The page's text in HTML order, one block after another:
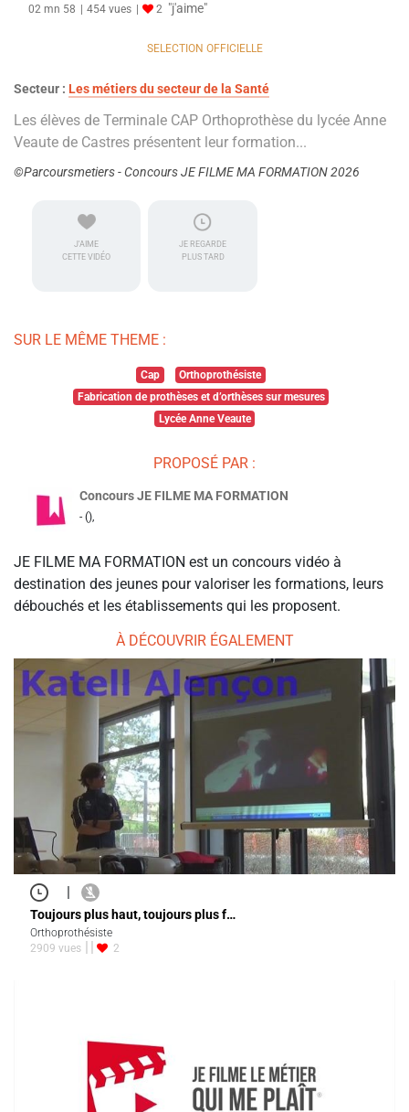
02 mn 58 454 vues 2 "j'aime"
SELECTION OFFICIELLE
Secteur : Les métiers du secteur de la Santé
Les élèves de Terminale CAP Orthoprothèse du lycée Anne
Veaute de Castres présentent leur formation...
©Parcoursmetiers - Concours JE FILME MA FORMATION 2026
J'AIME
CETTE VIDÉO
JE REGARDE
PLUS TARD
SUR LE MÊME THEME :
Cap
Orthoprothésiste
Fabrication de prothèses et d’orthèses sur mesures
Lycée Anne Veaute
PROPOSÉ PAR :
Concours JE FILME MA FORMATION
- (),
JE FILME MA FORMATION est un concours vidéo à
destination des jeunes pour valoriser les formations, leurs
débouchés et les établissements qui les proposent.
À DÉCOUVRIR ÉGALEMENT
|
Toujours plus haut, toujours plus f…
Orthoprothésiste
2909 vues
2